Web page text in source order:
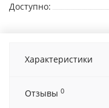
Доступно:
Характеристики
Отзывы 0